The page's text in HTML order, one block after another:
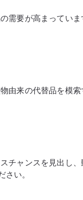
需要が高まってい
由来の代替品を模
チャンスを見出し
さい。